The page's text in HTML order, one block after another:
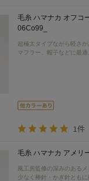
毛糸 ハマナカ オフコ
06Co99_
超極太タイプながら軽さ
マフラー、帽子などに最適
1件
毛糸 ハマナカ アメリ
風工房監修の深みのある
少なく棒針・かぎ針ともに